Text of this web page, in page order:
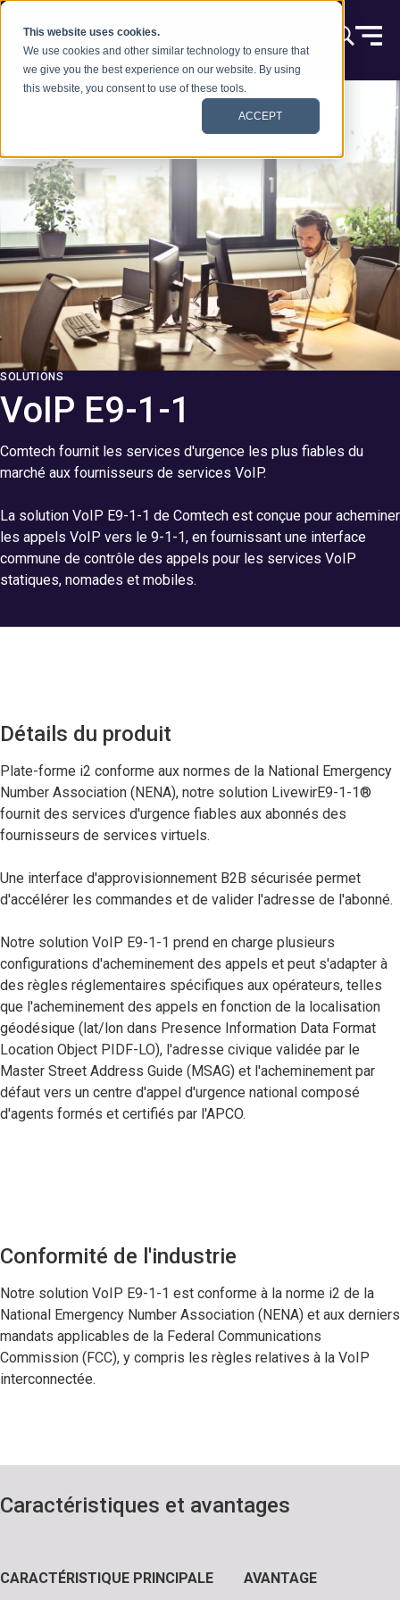
This website uses cookies.
We use cookies and other similar technology to ensure that
we give you the best experience on our website. By using
this website, you consent to use of these tools.
ACCEPT
Skip to content
SOLUTIONS
VoIP E9-1-1
Comtech fournit les services d'urgence les plus fiables du
marché aux fournisseurs de services VoIP.
La solution VoIP E9-1-1 de Comtech est conçue pour acheminer
les appels VoIP vers le 9-1-1, en fournissant une interface
commune de contrôle des appels pour les services VoIP
statiques, nomades et mobiles.
Détails du produit
Plate-forme i2 conforme aux normes de la National Emergency
Number Association (NENA), notre solution LivewirE9-1-1®
fournit des services d'urgence fiables aux abonnés des
fournisseurs de services virtuels.
Une interface d'approvisionnement B2B sécurisée permet
d'accélérer les commandes et de valider l'adresse de l'abonné.
Notre solution VoIP E9-1-1 prend en charge plusieurs
configurations d'acheminement des appels et peut s'adapter à
des règles réglementaires spécifiques aux opérateurs, telles
que l'acheminement des appels en fonction de la localisation
géodésique (lat/lon dans Presence Information Data Format
Location Object PIDF-LO), l'adresse civique validée par le
Master Street Address Guide (MSAG) et l'acheminement par
défaut vers un centre d'appel d'urgence national composé
d'agents formés et certifiés par l'APCO.
Conformité de l'industrie
Notre solution VoIP E9-1-1 est conforme à la norme i2 de la
National Emergency Number Association (NENA) et aux derniers
mandats applicables de la Federal Communications
Commission (FCC), y compris les règles relatives à la VoIP
interconnectée.
Caractéristiques et avantages
CARACTÉRISTIQUE PRINCIPALE AVANTAGE